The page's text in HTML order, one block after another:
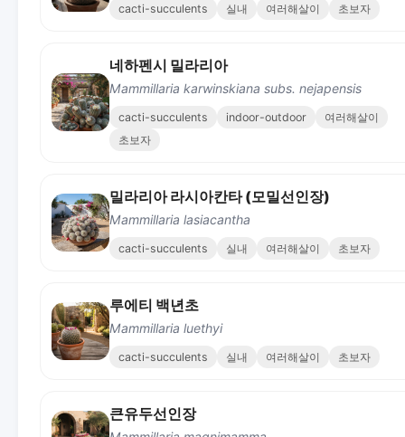
cacti-succulents 실내 여러해살이 초보자
네하펜시 밀라리아
Mammillaria karwinskiana subs. nejapensis
cacti-succulents indoor-outdoor
여러해살이
초보자
밀라리아 라시아칸타 (모밀선인장)
Mammillaria lasiacantha
cacti-succulents 실내 여러해살이 초보자
루에티 백년초
Mammillaria luethyi
cacti-succulents 실내 여러해살이 초보자
큰유두선인장